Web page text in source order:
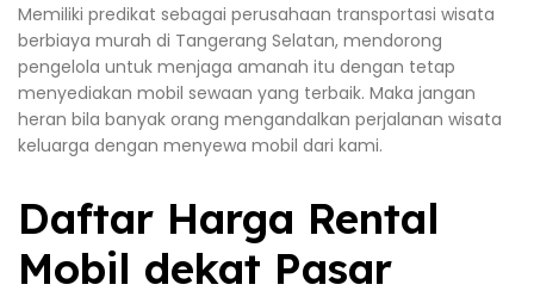
Memiliki predikat sebagai perusahaan transportasi wisata
berbiaya murah di Tangerang Selatan, mendorong
pengelola untuk menjaga amanah itu dengan tetap
menyediakan mobil sewaan yang terbaik. Maka jangan
heran bila banyak orang mengandalkan perjalanan wisata
keluarga dengan menyewa mobil dari kami.
Daftar Harga Rental
Mobil dekat Pasar